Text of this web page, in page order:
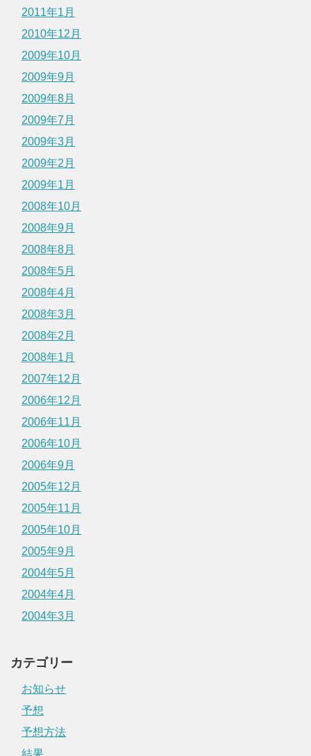
2011年1月
2010年12月
2009年10月
2009年9月
2009年8月
2009年7月
2009年3月
2009年2月
2009年1月
2008年10月
2008年9月
2008年8月
2008年5月
2008年4月
2008年3月
2008年2月
2008年1月
2007年12月
2006年12月
2006年11月
2006年10月
2006年9月
2005年12月
2005年11月
2005年10月
2005年9月
2004年5月
2004年4月
2004年3月
カテゴリー
お知らせ
予想
予想方法
結果